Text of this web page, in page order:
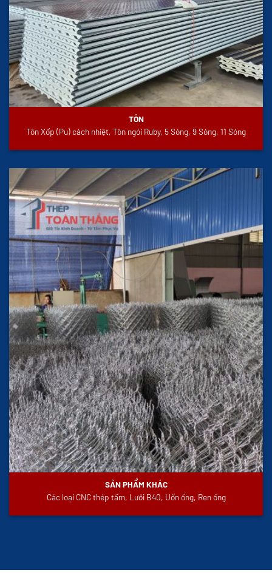
TÔN
Tôn Xốp (Pu) cách nhiệt, Tôn ngói Ruby, 5 Sóng, 9 Sóng, 11 Sóng
SẢN PHẨM KHÁC
Các loại CNC thép tấm, Lưới B40, Uốn ống, Ren ống